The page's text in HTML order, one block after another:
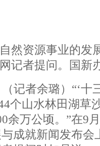
然资源事业的发
网记者提问。国新
记者余璐）“‘十
个山水林田湖草
余万公顷。”在9
成就新闻发布会